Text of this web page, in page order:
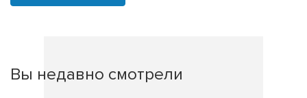
Вы недавно смотрели